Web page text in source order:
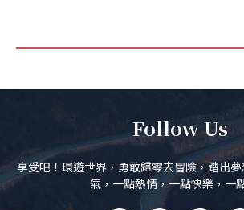
Follow Us
享受吧！環遊世界，勇敢歸零去冒險，踏出
氣，一點熱情，一點快樂，一